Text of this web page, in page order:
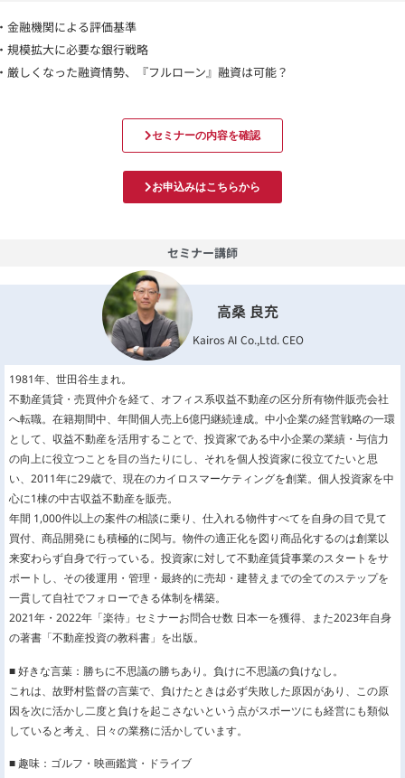
金融機関による評価基準
規模拡大に必要な銀行戦略
厳しくなった融資情勢、『フルローン』融資は可能？
セミナーの内容を確認
お申込みはこちらから
セミナー講師
高桑 良充
Kairos AI Co.,Ltd. CEO
1981年、世田谷生まれ。
不動産賃貸・売買仲介を経て、オフィス系収益不動産の区分所有物件販売会社
へ転職。在籍期間中、年間個人売上6億円継続達成。中小企業の経営戦略の一環
として、収益不動産を活用することで、投資家である中小企業の業績・与信力
の向上に役立つことを目の当たりにし、それを個人投資家に役立てたいと思
い、2011年に29歳で、現在のカイロスマーケティングを創業。個人投資家を中
心に1棟の中古収益不動産を販売。
年間 1,000件以上の案件の相談に乗り、仕入れる物件すべてを自身の目で見て
買付、商品開発にも積極的に関与。物件の適正化を図り商品化するのは創業以
来変わらず自身で行っている。投資家に対して不動産賃貸事業のスタートをサ
ポートし、その後運用・管理・最終的に売却・建替えまでの全てのステップを
一貫して自社でフォローできる体制を構築。
2021年・2022年「楽待」セミナーお問合せ数 日本一を獲得、また2023年自身
の著書「不動産投資の教科書」を出版。
■ 好きな言葉：勝ちに不思議の勝ちあり。負けに不思議の負けなし。
これは、故野村監督の言葉で、負けたときは必ず失敗した原因があり、この原
因を次に活かし二度と負けを起こさないという点がスポーツにも経営にも類似
していると考え、日々の業務に活かしています。
■ 趣味：ゴルフ・映画鑑賞・ドライブ